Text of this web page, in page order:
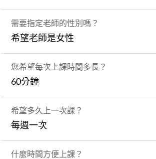
需要指定老師的性別嗎？
希望老師是女性
您希望每次上課時間多長？
60分鐘
希望多久上一次課？
每週一次
什麼時間方便上課？